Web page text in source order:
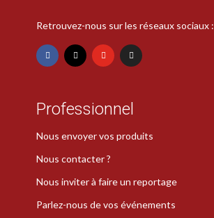
Retrouvez-nous sur les réseaux sociaux :
Professionnel
Nous envoyer vos produits
Nous contacter ?
Nous inviter à faire un reportage
Parlez-nous de vos événements